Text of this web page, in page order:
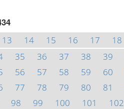
13 14 15 16 17 18
35 36 37 38 39
56 57 58 59 60
77 78 79 80 81
98 99 100 101 102